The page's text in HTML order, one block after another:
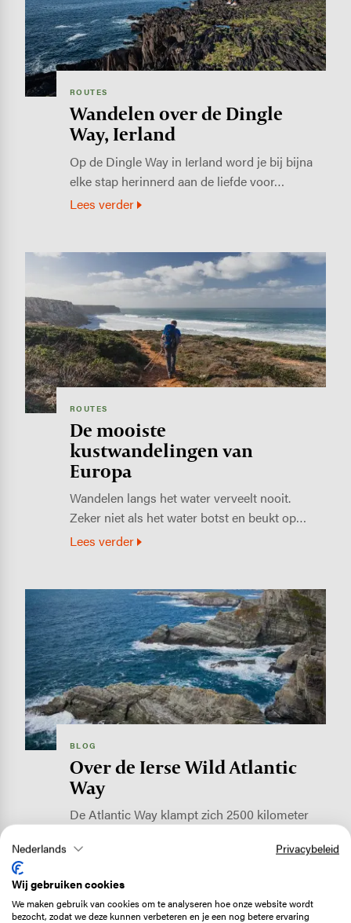
ROUTES
Wandelen over de Dingle
Way, Ierland
Op de Dingle Way in Ierland word je bij bijna
elke stap herinnerd aan de liefde voor…
Lees verder
Image
ROUTES
De mooiste
kustwandelingen van
Europa
Wandelen langs het water verveelt nooit.
Zeker niet als het water botst en beukt op…
Lees verder
Image
BLOG
Over de Ierse Wild Atlantic
Way
De Atlantic Way klampt zich 2500 kilometer
Lees verder
Image
Nederlands Privacybeleid
Wij gebruiken cookies
We maken gebruik van cookies om te analyseren hoe onze website wordt
bezocht, zodat we deze kunnen verbeteren en je een nog betere ervaring